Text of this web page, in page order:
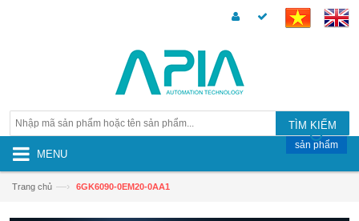
TÌM KIẾM
MENU
sản phẩm
Trang chủ —› 6GK6090-0EM20-0AA1